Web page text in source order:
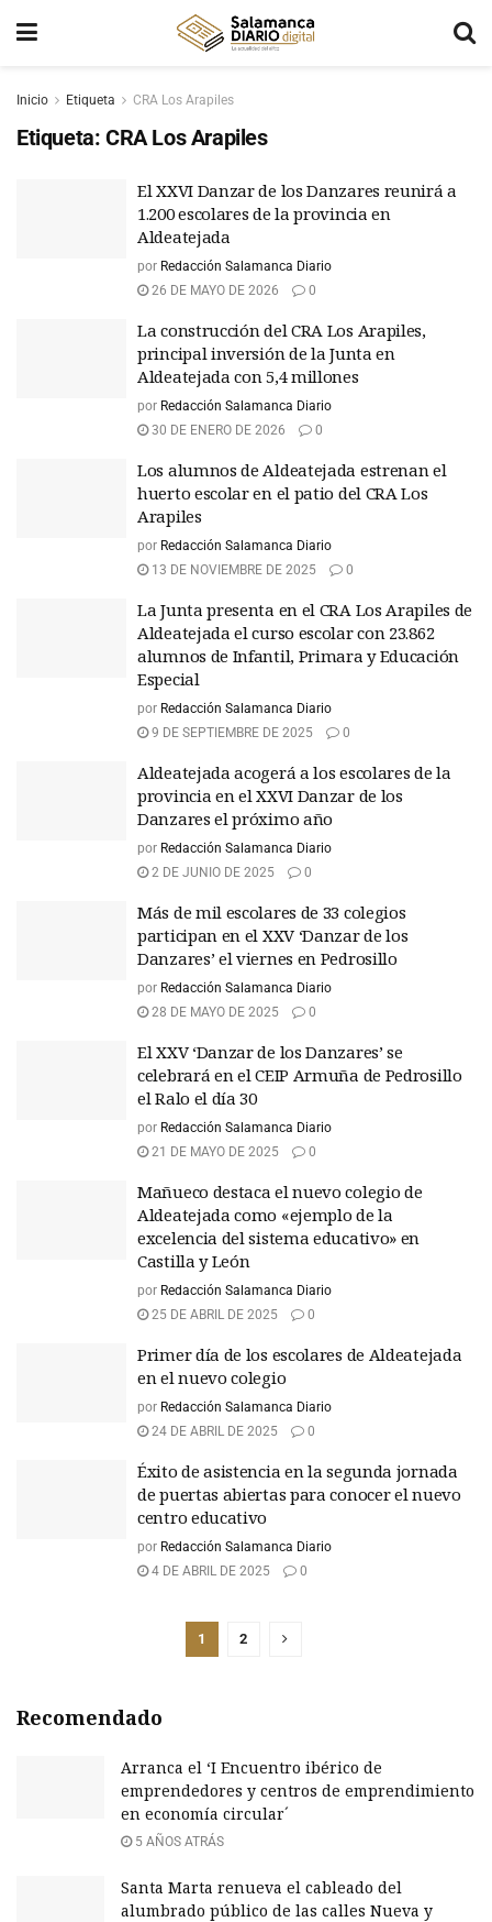
Inicio Etiqueta CRA Los Arapiles
Etiqueta: CRA Los Arapiles
El XXVI Danzar de los Danzares reunirá a
1.200 escolares de la provincia en
Aldeatejada
por Redacción Salamanca Diario
26 DE MAYO DE 2026
0
La construcción del CRA Los Arapiles,
principal inversión de la Junta en
Aldeatejada con 5,4 millones
por Redacción Salamanca Diario
30 DE ENERO DE 2026
0
Los alumnos de Aldeatejada estrenan el
huerto escolar en el patio del CRA Los
Arapiles
por Redacción Salamanca Diario
13 DE NOVIEMBRE DE 2025
0
La Junta presenta en el CRA Los Arapiles de
Aldeatejada el curso escolar con 23.862
alumnos de Infantil, Primara y Educación
Especial
por Redacción Salamanca Diario
9 DE SEPTIEMBRE DE 2025
0
Aldeatejada acogerá a los escolares de la
provincia en el XXVI Danzar de los
Danzares el próximo año
por Redacción Salamanca Diario
2 DE JUNIO DE 2025
0
Más de mil escolares de 33 colegios
participan en el XXV ‘Danzar de los
Danzares’ el viernes en Pedrosillo
por Redacción Salamanca Diario
28 DE MAYO DE 2025
0
El XXV ‘Danzar de los Danzares’ se
celebrará en el CEIP Armuña de Pedrosillo
el Ralo el día 30
por Redacción Salamanca Diario
21 DE MAYO DE 2025
0
Mañueco destaca el nuevo colegio de
Aldeatejada como «ejemplo de la
excelencia del sistema educativo» en
Castilla y León
por Redacción Salamanca Diario
25 DE ABRIL DE 2025
0
Primer día de los escolares de Aldeatejada
en el nuevo colegio
por Redacción Salamanca Diario
24 DE ABRIL DE 2025
0
Éxito de asistencia en la segunda jornada
de puertas abiertas para conocer el nuevo
centro educativo
por Redacción Salamanca Diario
4 DE ABRIL DE 2025
0
1 2
Recomendado
Arranca el ‘I Encuentro ibérico de
emprendedores y centros de emprendimiento
en economía circular´
5 AÑOS ATRÁS
Santa Marta renueva el cableado del
alumbrado público de las calles Nueva y